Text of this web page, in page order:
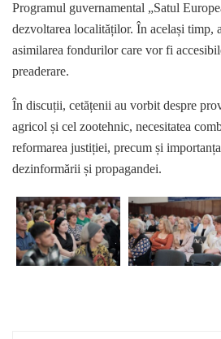
Programul guvernamental „Satul
dezvoltarea localităților. În același timp,
asimilarea fondurilor care vor fi
preaderare.
În discuții, cetățenii au vorbit despre
agricol și cel zootehnic, necesitatea
reformarea justiției, precum și
dezinformării și propagandei.